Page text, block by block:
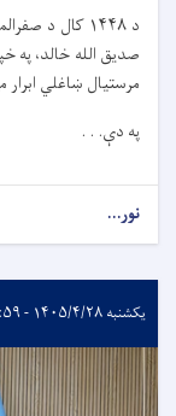
د ۱۴۴۸ کال د
صدیق الله خالد، په
مرستیال ښاغلي ابرار
په دې. . .
نور...
یکشنبه ۱۴۰۵/۴/۲۸ - ۱۶:۵۹